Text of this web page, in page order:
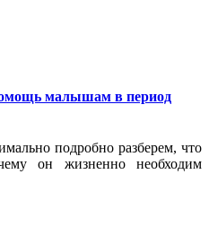
малышам в период
подробно разберем, что
он жизненно необходим